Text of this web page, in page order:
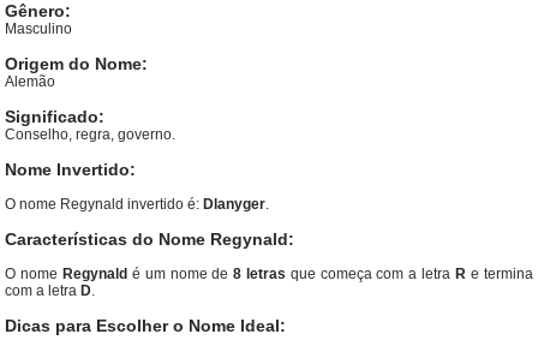
Gênero:
Masculino
Origem do Nome:
Alemão
Significado:
Conselho, regra, governo.
Nome Invertido:
O nome Regynald invertido é: Dlanyger.
Características do Nome Regynald:
O nome Regynald é um nome de8 letras que começa com a letra Re termina
com a letra D.
Dicas para Escolher o Nome Ideal: